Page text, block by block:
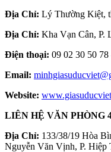
Địa Chỉ: Lý Thường Kiệt,
Địa Chỉ: Kha Vạn Cân,
Điện thoại: 09 02 30 50
Email:
Website:
LIÊN HỆ VĂN PHÒNG
Địa Chỉ: 133/38/19 Hòa
Nguyễn Văn Vịnh, P. Hiệp